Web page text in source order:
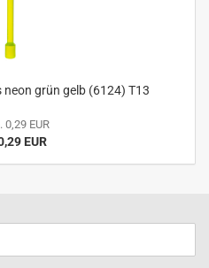
grün gelb (6124) T13
0,29 EUR
EUR